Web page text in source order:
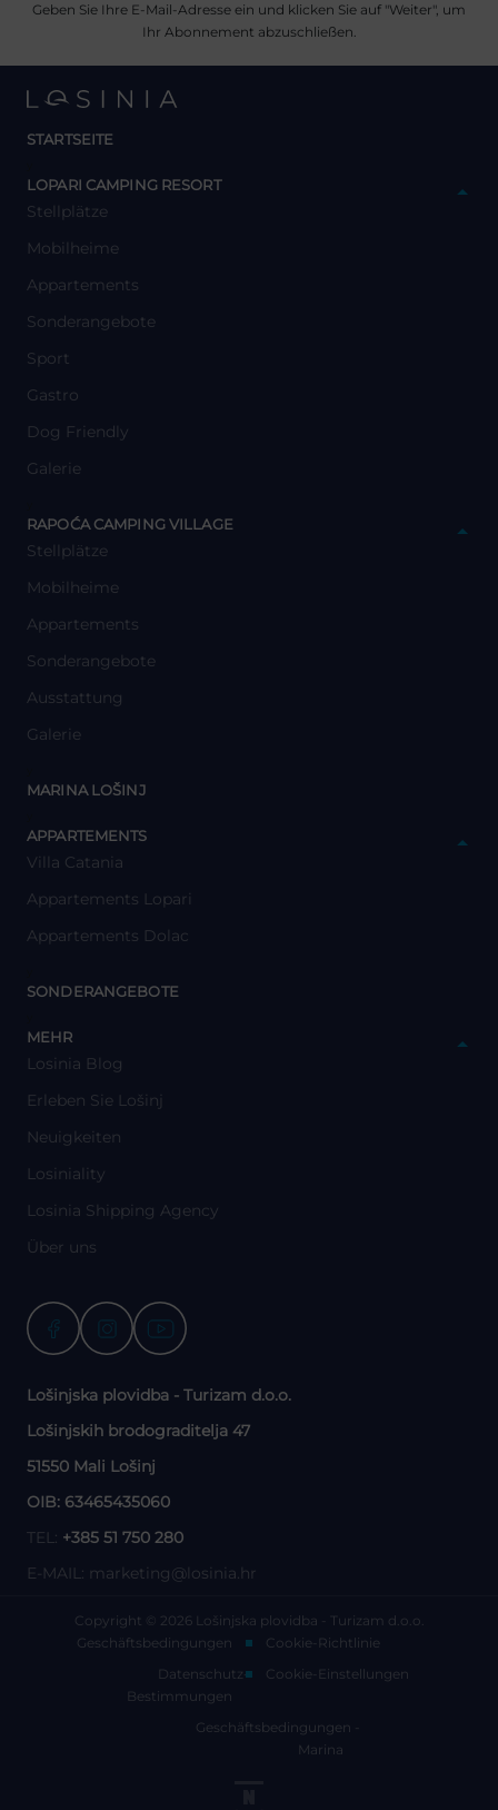
Geben Sie Ihre E-Mail-Adresse ein und klicken Sie auf "Weiter", um
Ihr Abonnement abzuschließen.
STARTSEITE
LOPARI CAMPING RESORT
Stellplätze
Mobilheime
Appartements
Sonderangebote
Sport
Gastro
Dog Friendly
Galerie
RAPOĆA CAMPING VILLAGE
Stellplätze
Mobilheime
Appartements
Sonderangebote
Ausstattung
Galerie
MARINA LOŠINJ
APPARTEMENTS
Villa Catania
Appartements Lopari
Appartements Dolac
SONDERANGEBOTE
MEHR
Losinia Blog
Erleben Sie Lošinj
Neuigkeiten
Losiniality
Losinia Shipping Agency
Über uns
Lošinjska plovidba - Turizam d.o.o.
Lošinjskih brodograditelja 47
51550 Mali Lošinj
OIB: 63465435060
TEL: +385 51 750 280
E-MAIL: marketing@losinia.hr
Copyright © 2026 Lošinjska plovidba - Turizam d.o.o.
Geschäftsbedingungen
Cookie-Richtlinie
Datenschutz-
Bestimmungen
Cookie-Einstellungen
Geschäftsbedingungen -
Marina